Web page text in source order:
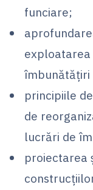
funciare;
îmbunătăţiri
principiile
de
lucrări de
proiectarea